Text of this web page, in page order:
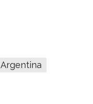
Argentina